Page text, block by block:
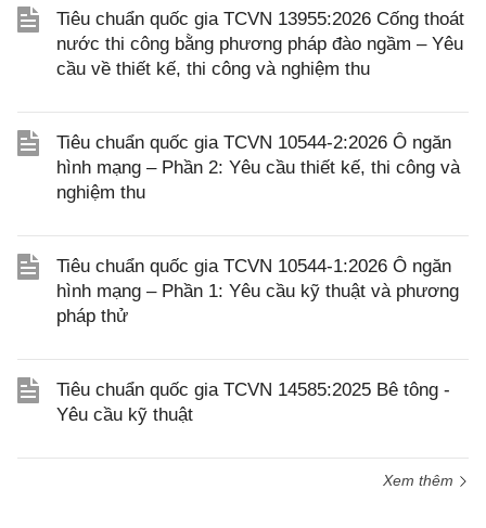
Tiêu chuẩn quốc gia TCVN 13955:2026 Cống thoát
nước thi công bằng phương pháp đào ngầm – Yêu
cầu về thiết kế, thi công và nghiệm thu
Tiêu chuẩn quốc gia TCVN 10544-2:2026 Ô ngăn
hình mạng – Phần 2: Yêu cầu thiết kế, thi công và
nghiệm thu
Tiêu chuẩn quốc gia TCVN 10544-1:2026 Ô ngăn
hình mạng – Phần 1: Yêu cầu kỹ thuật và phương
pháp thử
Tiêu chuẩn quốc gia TCVN 14585:2025 Bê tông -
Yêu cầu kỹ thuật
Xem thêm